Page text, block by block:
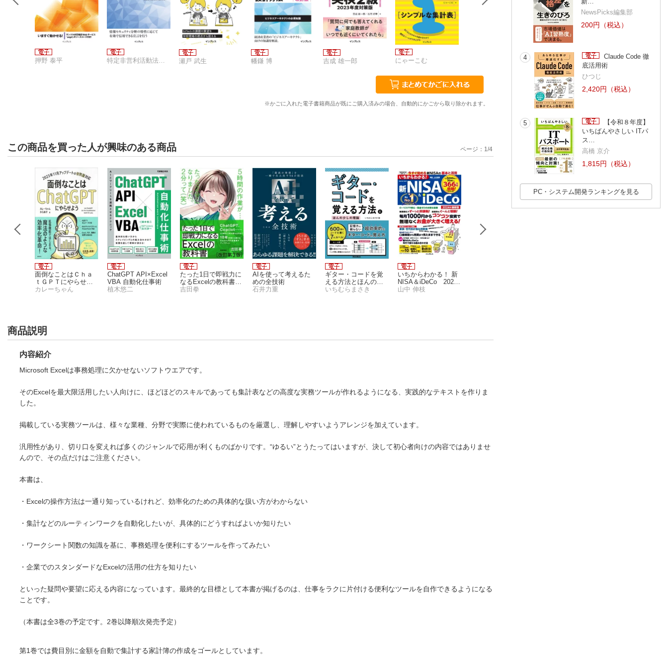
押野 泰平 瀬戸 武生 幡鎌 博 吉成 雄一郎 にゃーこむ 市岡 和之 にゃーこむ
※かごに入れた電子書籍商品が既にご購入済みの場合、自動的にかごから取り除かれます。
この商品を買った人が興味のある商品
面倒なことはＣｈａ
ｔＧＰＴにやらせよ
う
カレーちゃん
ChatGPT API×Excel
VBA 自動化仕事術
植木悠二
たった1日で即戦力に
なるExcelの教科書
【改訂第3版】
吉田拳
AIを使って考えるた
めの全技術
石井力重
ギター・コードを覚
える方法とほんの少
しの理論
いちむらまさき
いちからわかる！ 新
NISA＆iDeCo 2024
年最新版
山中 伸枝
ページ： 1 /4
商品説明
内容紹介
Microsoft Excelは事務処理に欠かせないソフトウエアです。
そのExcelを最大限活用したい人向けに、ほどほどのスキルであっても集計表などの高度な実務ツールが作れるようになる、実践的なテキストを作りま
した。
掲載している実務ツールは、様々な業種、分野で実際に使われているものを厳選し、理解しやすいようアレンジを加えています。
汎用性があり、切り口を変えれば多くのジャンルで応用が利くものばかりです。“ゆるい”とうたってはいますが、決して初心者向けの内容ではありませ
んので、その点だけはご注意ください。
本書は、
・Excelの操作方法は一通り知っているけれど、効率化のための具体的な扱い方がわからない
・集計などのルーティンワークを自動化したいが、具体的にどうすればよいか知りたい
・ワークシート関数の知識を基に、事務処理を便利にするツールを作ってみたい
・企業でのスタンダードなExcelの活用の仕方を知りたい
といった疑問や要望に応える内容になっています。最終的な目標として本書が掲げるのは、仕事をラクに片付ける便利なツールを自作できるようになる
ことです。
（本書は全3巻の予定です。2巻以降順次発売予定）
第1巻では費目別に金額を自動で集計する家計簿の作成をゴールとしています。
NewsPicks編集部
200円（税込）
4
Claude Code 徹
底活用術
ひつじ
2,420円（税込）
5
【令和８年度】
いちばんやさしい ITパ
ス…
高橋 京介
1,815円（税込）
PC・システム開発ランキングを見る